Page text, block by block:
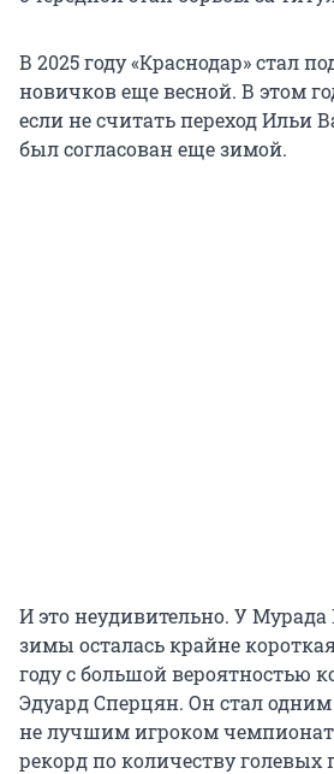
В 2025 году «Краснодар» стал
новичков еще весной. В этом
если не считать переход Ильи
был согласован еще зимой.
И это неудивительно. У Мурада
зимы осталась крайне
году с большой вероятностью
Эдуард Сперцян. Он стал
не лучшим игроком
рекорд по количеству голевых